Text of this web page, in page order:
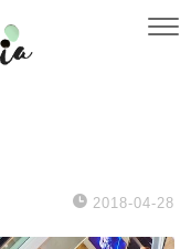
2018-04-28